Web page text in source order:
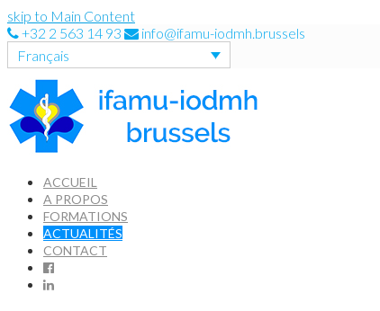
skip to Main Content
+32 2 563 14 93
info@ifamu-iodmh.brussels
Français
ACCUEIL
A PROPOS
FORMATIONS
ACTUALITÉS
CONTACT